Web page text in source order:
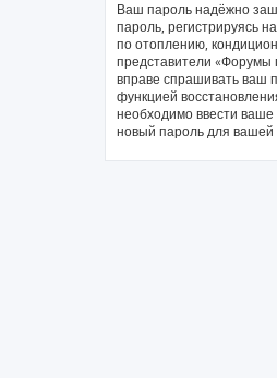
Ваш пароль надёжно
пароль, регистрируясь
по отоплению,
представители «Форумы
вправе спрашивать ваш
функцией
необходимо ввести
новый пароль для вашей